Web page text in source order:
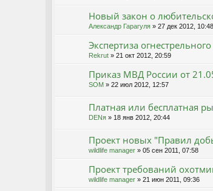
Новый закон о
Александр Гарагуля» 27 дек 2012, 10:48
Экспертиза
Rekrut» 21 окт 2012, 20:59
Приказ МВД России от
SOM» 22 июл 2012, 12:57
Платная или бесплатная
DENя» 18 янв 2012, 20:44
Проект новых "Правил
wildlife manager» 05 сен 2011, 07:58
Проект требований
wildlife manager» 21 июн 2011, 09:36